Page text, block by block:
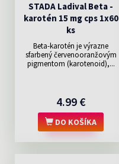
STADA Ladival Beta -
karotén 15 mg cps 1x60
ks
Beta-karotén je výrazne
sfarbený červenooranžovým
pigmentom (karotenoid),...
4.99 €
DO KOŠÍKA